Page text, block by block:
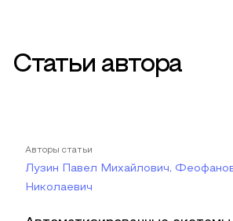
Статьи автора
Авторы статьи
Лузин Павел Михайлович,
Николаевич